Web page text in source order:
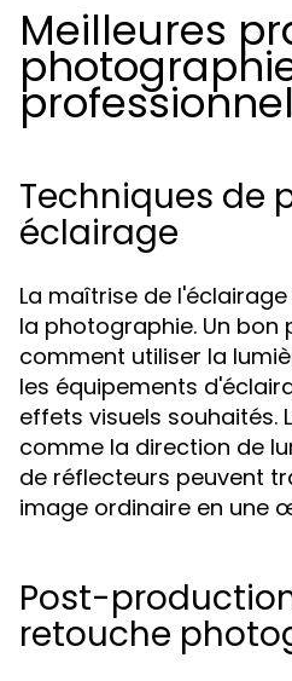
Meilleures
Techniques de
éclairage
La maîtrise de
la photographie. Un
comment utiliser la
les équipements
effets visuels souhaités.
comme la direction de
de réflecteurs peuvent
image ordinaire en une
Post-
retouche